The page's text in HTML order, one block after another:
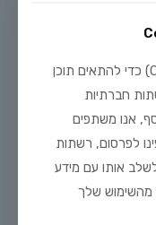
כרישי
לקריאה נוספת
אנו משתמשים בקובצי עוגיות (Cookies) כדי להתאים תוכן
חברתיות
אנו משתפים
לפרסום, רשתות
אותו עם מידע
שלך